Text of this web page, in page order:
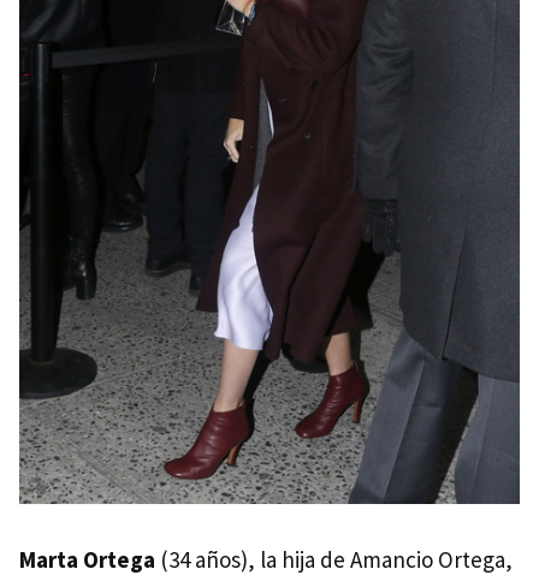
Marta Ortega (34 años), la hija de Amancio Ortega,